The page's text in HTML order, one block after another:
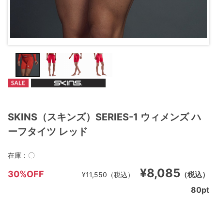
SKINS（スキンズ）SERIES-1 ウィメンズ ハ
ーフタイツ レッド
30%OFF ¥8,085 （税込）
¥11,550（税込）
在庫： 〇
80pt